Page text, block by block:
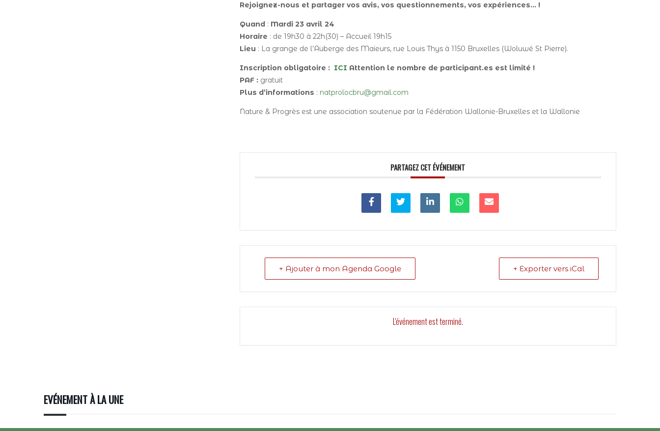
Rejoignez-nous et partager vos avis, vos questionnements, vos expériences… !
Quand : Mardi 23 avril 24
Horaire : de 19h30 à 22h(30) – Accueil 19h15
Lieu : La grange de l’Auberge des Maïeurs, rue Louis Thys à 1150 Bruxelles (Woluwé St Pierre).
Inscription obligatoire : ICI Attention le nombre de participant.es est limité !
PAF : gratuit
Plus d’informations : natprolocbru@gmail.com
Nature & Progrès est une association soutenue par la Fédération Wallonie-Bruxelles et la Wallonie
PARTAGEZ CET ÉVÉNEMENT
+ Ajouter à mon Agenda Google + Exporter vers iCal
L'événement est terminé.
EVÉNEMENT À LA UNE